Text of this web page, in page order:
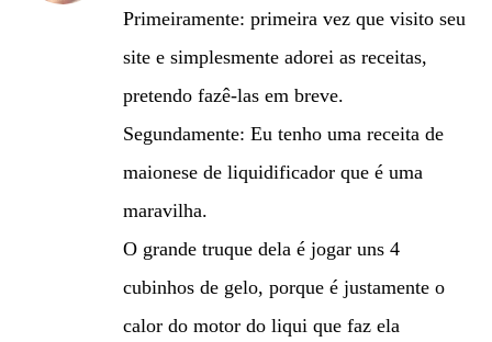
Primeiramente: primeira vez que visito seu
site e simplesmente adorei as receitas,
pretendo fazê-las em breve.
Segundamente: Eu tenho uma receita de
maionese de liquidificador que é uma
maravilha.
O grande truque dela é jogar uns 4
cubinhos de gelo, porque é justamente o
calor do motor do liqui que faz ela